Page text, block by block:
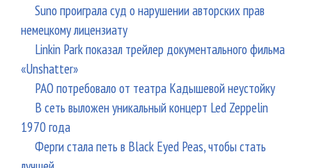
Suno проиграла суд о нарушении авторских прав
немецкому лицензиату
Linkin Park показал трейлер документального фильма
«Unshatter»
РАО потребовало от театра Кадышевой неустойку
В сеть выложен уникальный концерт Led Zeppelin
1970 года
Ферги стала петь в Black Eyed Peas, чтобы стать